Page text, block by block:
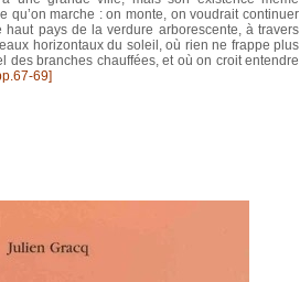
qu’on marche : on monte, on voudrait continuer
pays de la verdure arborescente, à travers
horizontaux du soleil, où rien ne frappe plus
des branches chauffées, et où on croit entendre
69]